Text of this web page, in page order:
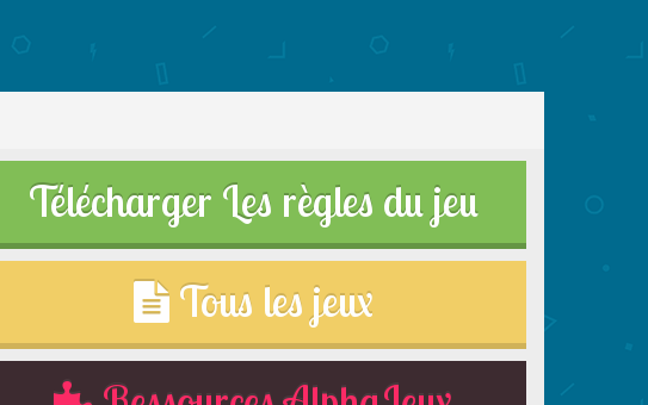
Télécharger Les règles du jeu
Tous les jeux